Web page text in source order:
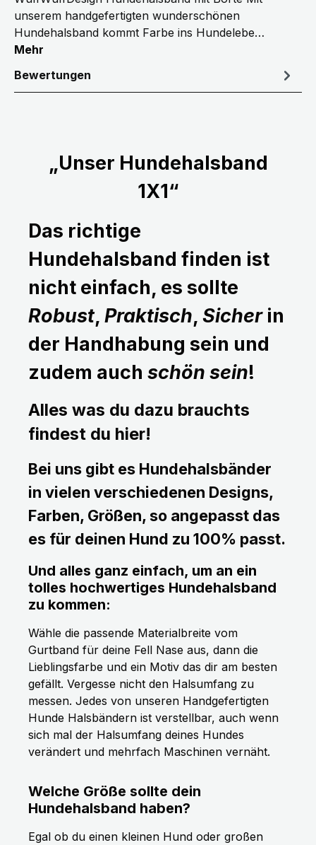
unserem handgefertigten wunderschönen
Hundehalsband kommt Farbe ins Hundelebe…
Mehr
Bewertungen
„Unser Hundehalsband
1X1“
Das richtige
Hundehalsband finden ist
nicht einfach, es sollte
Robust, Praktisch, Sicherin
der Handhabung sein und
zudem auch schön sein!
Alles was du dazu brauchts
findest du hier!
Bei uns gibt es Hundehalsbänder
in vielen verschiedenen Designs,
Farben, Größen, so angepasst das
es für deinen Hund zu 100% passt.
Und alles ganz einfach, um an ein
tolles hochwertiges Hundehalsband
zu kommen:
Wähle die passende Materialbreite vom
Gurtband für deine Fell Nase aus, dann die
Lieblingsfarbe und ein Motiv das dir am besten
gefällt. Vergesse nicht den Halsumfang zu
messen. Jedes von unseren Handgefertigten
Hunde Halsbändern ist verstellbar, auch wenn
sich mal der Halsumfang deines Hundes
verändert und mehrfach Maschinen vernäht.
Welche Größe sollte dein
Hundehalsband haben?
Egal ob du einen kleinen Hund oder großen